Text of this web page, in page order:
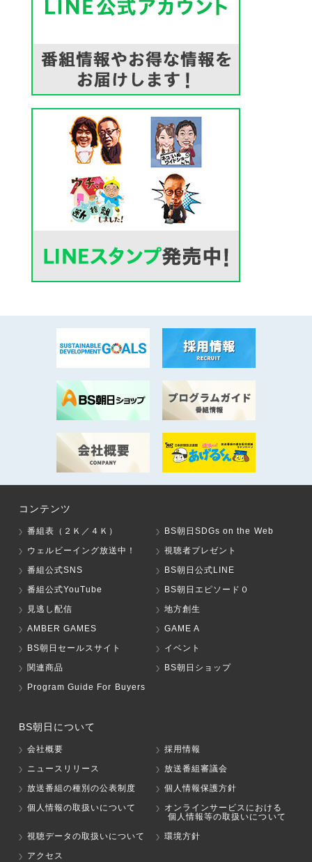
コンテンツ
番組表（２Ｋ／４Ｋ）
BS朝日SDGs on the Web
ウェルビーイング放送中！
視聴者プレゼント
番組公式SNS
BS朝日公式LINE
番組公式YouTube
BS朝日エピソード０
見逃し配信
地方創生
AMBER GAMES
GAME A
BS朝日セールスサイト
イベント
関連商品
BS朝日ショップ
Program Guide For Buyers
BS朝日について
会社概要
採用情報
ニュースリリース
放送番組審議会
放送番組の種別の公表制度
個人情報保護方針
個人情報の取扱いについて
オンラインサービスにおける
個人情報等の取扱いについて
視聴データの取扱いについて
環境方針
アクセス